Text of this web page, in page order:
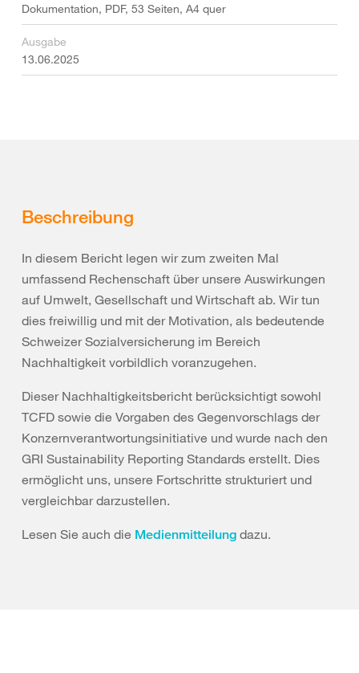
Dokumentation, PDF, 53 Seiten, A4 quer
Ausgabe
13.06.2025
Beschreibung
In diesem Bericht legen wir zum zweiten Mal
umfassend Rechenschaft über unsere Auswirkungen
auf Umwelt, Gesellschaft und Wirtschaft ab. Wir tun
dies freiwillig und mit der Motivation, als bedeutende
Schweizer Sozialversicherung im Bereich
Nachhaltigkeit vorbildlich voranzugehen.
Dieser Nachhaltigkeitsbericht berücksichtigt sowohl
TCFD sowie die Vorgaben des Gegenvorschlags der
Konzernverantwortungsinitiative und wurde nach den
GRI Sustainability Reporting Standards erstellt. Dies
ermöglicht uns, unsere Fortschritte strukturiert und
vergleichbar darzustellen.
Lesen Sie auch die Medienmitteilung dazu.